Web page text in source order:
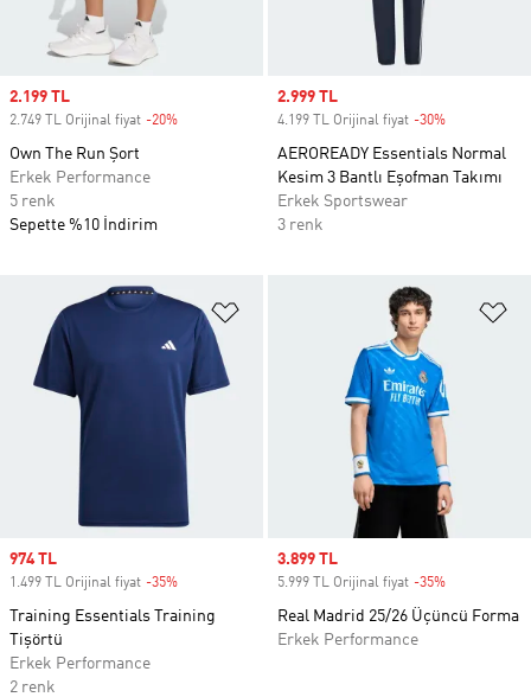
Sale price
2.199 TL
2.749 TL Orijinal fiyat -20%
Own The Run Şort
Erkek Performance
5 renk
Sepette %10 İndirim
Sale price
2.999 TL
4.199 TL Orijinal fiyat -30%
AEROREADY Essentials Normal
Kesim 3 Bantlı Eşofman Takımı
Erkek Sportswear
3 renk
Favori Listesine Ekle
Sale price
974 TL
1.499 TL Orijinal fiyat -35%
Training Essentials Training
Tişörtü
Erkek Performance
2 renk
Sale price
3.899 TL
5.999 TL Orijinal fiyat -35%
Real Madrid 25/26 Üçüncü Forma
Erkek Performance